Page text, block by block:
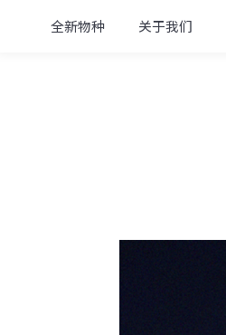
全新物种 关于我们